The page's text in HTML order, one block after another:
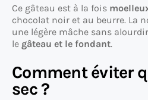
Ce gâteau est à la fois
chocolat noir et au beurre. La
une légère mâche sans
le gâteau et le fondant.
Comment éviter
sec ?